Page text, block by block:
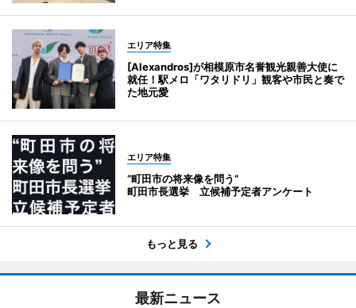
エリア特集
[Alexandros]が相模原市名誉観光親善大使に
就任！駅メロ「ワタリドリ」観客や市民と奏で
た地元愛
エリア特集
“町田市の将来像を問う”
町田市長選挙 立候補予定者アンケート
もっと見る
最新ニュース